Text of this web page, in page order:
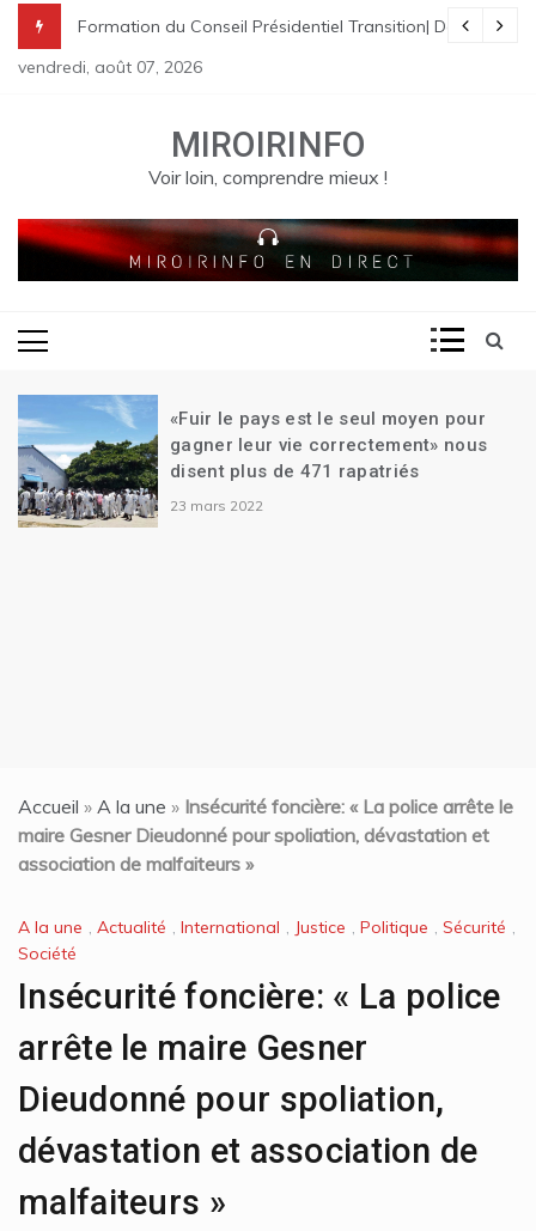
content
à St Raphael | Le premier Garry Conille rencontre les
pénale en Haïti
Transition| Ariel Henry remet sa démission| Le Canada se
Formation du Conseil Présidentiel Transition|
vendredi, août 07, 2026
MIROIRINFO
Voir loin, comprendre mieux !
«Fuir le pays est le seul moyen pour
gagner leur vie correctement» nous
disent plus de 471 rapatriés
23 mars 2022
Accueil » A la une » Insécurité foncière: « La police arrête le
maire Gesner Dieudonné pour spoliation, dévastation et
association de malfaiteurs »
A la une , Actualité , International , Justice , Politique , Sécurité ,
Société
Insécurité foncière: « La police
arrête le maire Gesner
Dieudonné pour spoliation,
dévastation et association de
malfaiteurs »